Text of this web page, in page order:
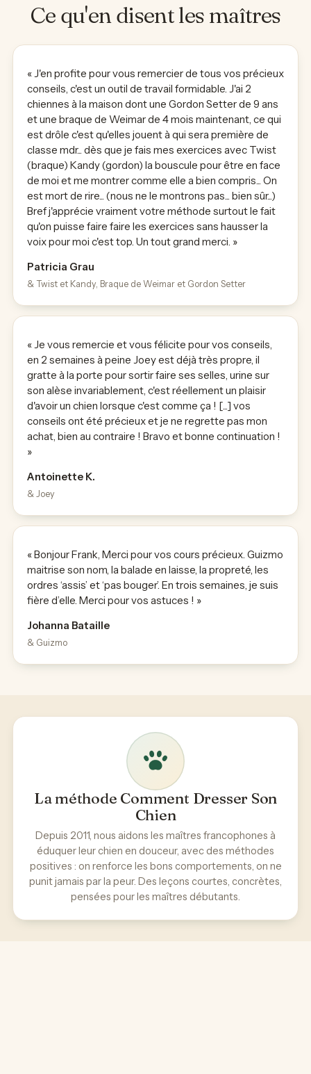
Ce qu'en disent les maîtres
« J'en profite pour vous remercier de tous vos précieux
conseils, c'est un outil de travail formidable. J'ai 2
chiennes à la maison dont une Gordon Setter de 9 ans
et une braque de Weimar de 4 mois maintenant, ce qui
est drôle c'est qu'elles jouent à qui sera première de
classe mdr... dès que je fais mes exercices avec Twist
(braque) Kandy (gordon) la bouscule pour être en face
de moi et me montrer comme elle a bien compris... On
est mort de rire... (nous ne le montrons pas... bien sûr...)
Bref j'apprécie vraiment votre méthode surtout le fait
qu'on puisse faire faire les exercices sans hausser la
voix pour moi c'est top. Un tout grand merci. »
Patricia Grau
& Twist et Kandy, Braque de Weimar et Gordon Setter
« Je vous remercie et vous félicite pour vos conseils,
en 2 semaines à peine Joey est déjà très propre, il
gratte à la porte pour sortir faire ses selles, urine sur
son alèse invariablement, c'est réellement un plaisir
d'avoir un chien lorsque c'est comme ça ! [...] vos
conseils ont été précieux et je ne regrette pas mon
achat, bien au contraire ! Bravo et bonne continuation !
»
Antoinette K.
& Joey
« Bonjour Frank, Merci pour vos cours précieux. Guizmo
maitrise son nom, la balade en laisse, la propreté, les
ordres ‘assis’ et ‘pas bouger’. En trois semaines, je suis
fière d’elle. Merci pour vos astuces ! »
Johanna Bataille
& Guizmo
La méthode Comment Dresser Son
Chien
Depuis 2011, nous aidons les maîtres francophones à
éduquer leur chien en douceur, avec des méthodes
positives : on renforce les bons comportements, on ne
punit jamais par la peur. Des leçons courtes, concrètes,
pensées pour les maîtres débutants.